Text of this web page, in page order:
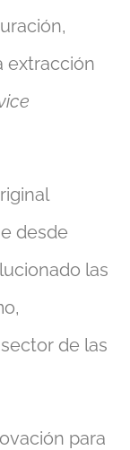
extracción
desde
las
de las
para